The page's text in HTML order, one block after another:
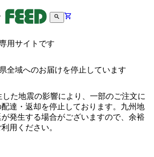
用サイトです
全域へのお届けを停止しています
した地震の影響により、一部のご注文に
達・返却を停止しております。九州地
発生する場合がございますので、余裕
用ください。